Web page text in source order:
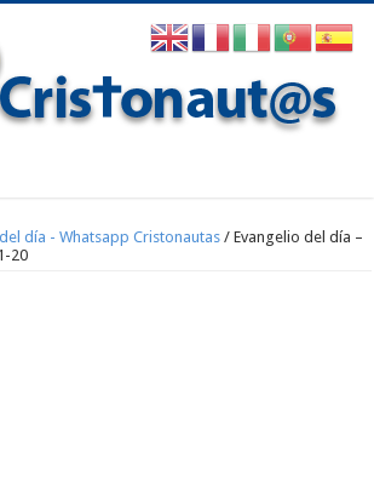
día - Whatsapp Cristonautas / Evangelio del día –
20